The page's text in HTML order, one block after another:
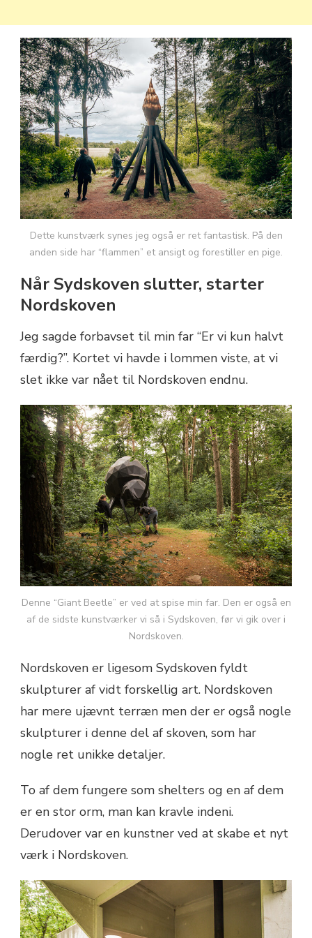
Dette kunstværk synes jeg også er ret fantastisk. På den
anden side har “flammen” et ansigt og forestiller en pige.
Når Sydskoven slutter, starter
Nordskoven
Jeg sagde forbavset til min far “Er vi kun halvt
færdig?”. Kortet vi havde i lommen viste, at vi
slet ikke var nået til Nordskoven endnu.
Denne “Giant Beetle” er ved at spise min far. Den er også en
af de sidste kunstværker vi så i Sydskoven, før vi gik over i
Nordskoven.
Nordskoven er ligesom Sydskoven fyldt
skulpturer af vidt forskellig art. Nordskoven
har mere ujævnt terræn men der er også nogle
skulpturer i denne del af skoven, som har
nogle ret unikke detaljer.
To af dem fungere som shelters og en af dem
er en stor orm, man kan kravle indeni.
Derudover var en kunstner ved at skabe et nyt
værk i Nordskoven.